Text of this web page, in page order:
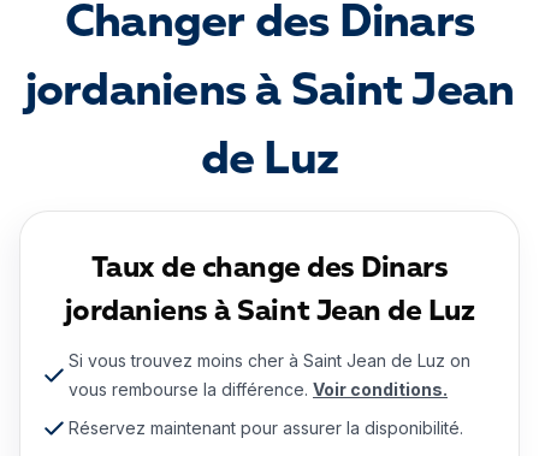
Changer des Dinars
jordaniens à Saint Jean
de Luz
Taux de change des Dinars
jordaniens à Saint Jean de Luz
Si vous trouvez moins cher à Saint Jean de Luz on
vous rembourse la différence. Voir conditions.
Réservez maintenant pour assurer la disponibilité.